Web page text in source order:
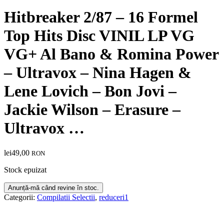
Hitbreaker 2/87 – 16 Formel
Top Hits Disc VINIL LP VG
VG+ Al Bano & Romina Power
– Ultravox – Nina Hagen &
Lene Lovich – Bon Jovi –
Jackie Wilson – Erasure –
Ultravox …
lei49,00 RON
Stock epuizat
Categorii: Compilatii Selectii, reduceri1